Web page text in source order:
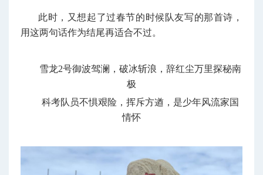
此时，又想起了过春节的时候队友写的那首诗，
用这两句话作为结尾再适合不过。
雪龙2号御波驾澜，破冰斩浪，辞红尘万里探秘南
极
科考队员不惧艰险，挥斥方遒，是少年风流家国
情怀